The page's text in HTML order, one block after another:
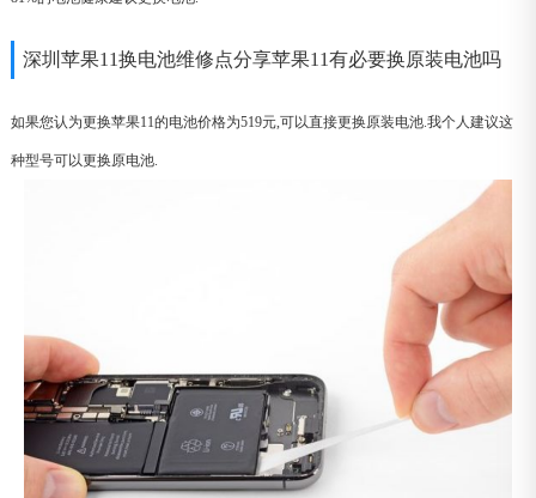
深圳苹果11换电池维修点分享苹果11有必要换原装电池吗
如果您认为更换苹果11的电池价格为519元,可以直接更换原装电池.我个人建议这
种型号可以更换原电池.